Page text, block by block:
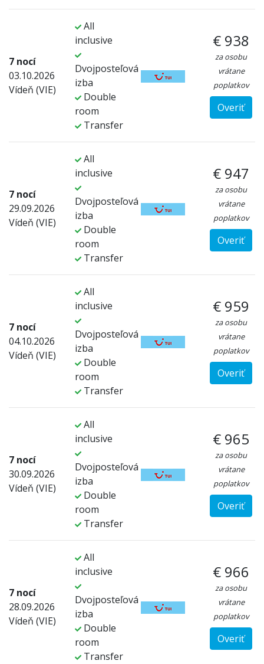
7 nocí
03.10.2026
Vídeň (VIE)
All
inclusive
Dvojposteľová
izba
Double
room
Transfer
€ 938
za osobu
vrátane
poplatkov
Overiť
7 nocí
29.09.2026
Vídeň (VIE)
All
inclusive
Dvojposteľová
izba
Double
room
Transfer
€ 947
za osobu
vrátane
poplatkov
Overiť
7 nocí
04.10.2026
Vídeň (VIE)
All
inclusive
Dvojposteľová
izba
Double
room
Transfer
€ 959
za osobu
vrátane
poplatkov
Overiť
7 nocí
30.09.2026
Vídeň (VIE)
All
inclusive
Dvojposteľová
izba
Double
room
Transfer
€ 965
za osobu
vrátane
poplatkov
Overiť
7 nocí
28.09.2026
Vídeň (VIE)
All
inclusive
Dvojposteľová
izba
Double
room
Transfer
€ 966
za osobu
vrátane
poplatkov
Overiť